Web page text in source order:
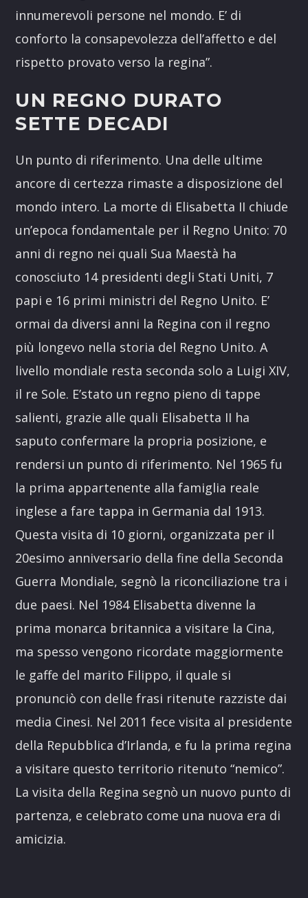
innumerevoli persone nel mondo. E’ di
conforto la consapevolezza dell’affetto e del
rispetto provato verso la regina”.
UN REGNO DURATO
SETTE DECADI
Un punto di riferimento. Una delle ultime
ancore di certezza rimaste a disposizione del
mondo intero. La morte di Elisabetta II chiude
un’epoca fondamentale per il Regno Unito: 70
anni di regno nei quali Sua Maestà ha
conosciuto 14 presidenti degli Stati Uniti, 7
papi e 16 primi ministri del Regno Unito. E’
ormai da diversi anni la Regina con il regno
più longevo nella storia del Regno Unito. A
livello mondiale resta seconda solo a Luigi XIV,
il re Sole. E’stato un regno pieno di tappe
salienti, grazie alle quali Elisabetta II ha
saputo confermare la propria posizione, e
rendersi un punto di riferimento. Nel 1965 fu
la prima appartenente alla famiglia reale
inglese a fare tappa in Germania dal 1913.
Questa visita di 10 giorni, organizzata per il
20esimo anniversario della fine della Seconda
Guerra Mondiale, segnò la riconciliazione tra i
due paesi. Nel 1984 Elisabetta divenne la
prima monarca britannica a visitare la Cina,
ma spesso vengono ricordate maggiormente
le gaffe del marito Filippo, il quale si
pronunciò con delle frasi ritenute razziste dai
media Cinesi. Nel 2011 fece visita al presidente
della Repubblica d’Irlanda, e fu la prima regina
a visitare questo territorio ritenuto “nemico”.
La visita della Regina segnò un nuovo punto di
partenza, e celebrato come una nuova era di
amicizia.